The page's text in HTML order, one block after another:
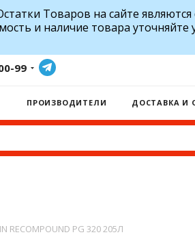
Товаров на сайте являются
и наличие товара уточняйте
99
ПРОИЗВОДИТЕЛИ ДОСТАВКА И
RECOMPOUND PG 320 205Л